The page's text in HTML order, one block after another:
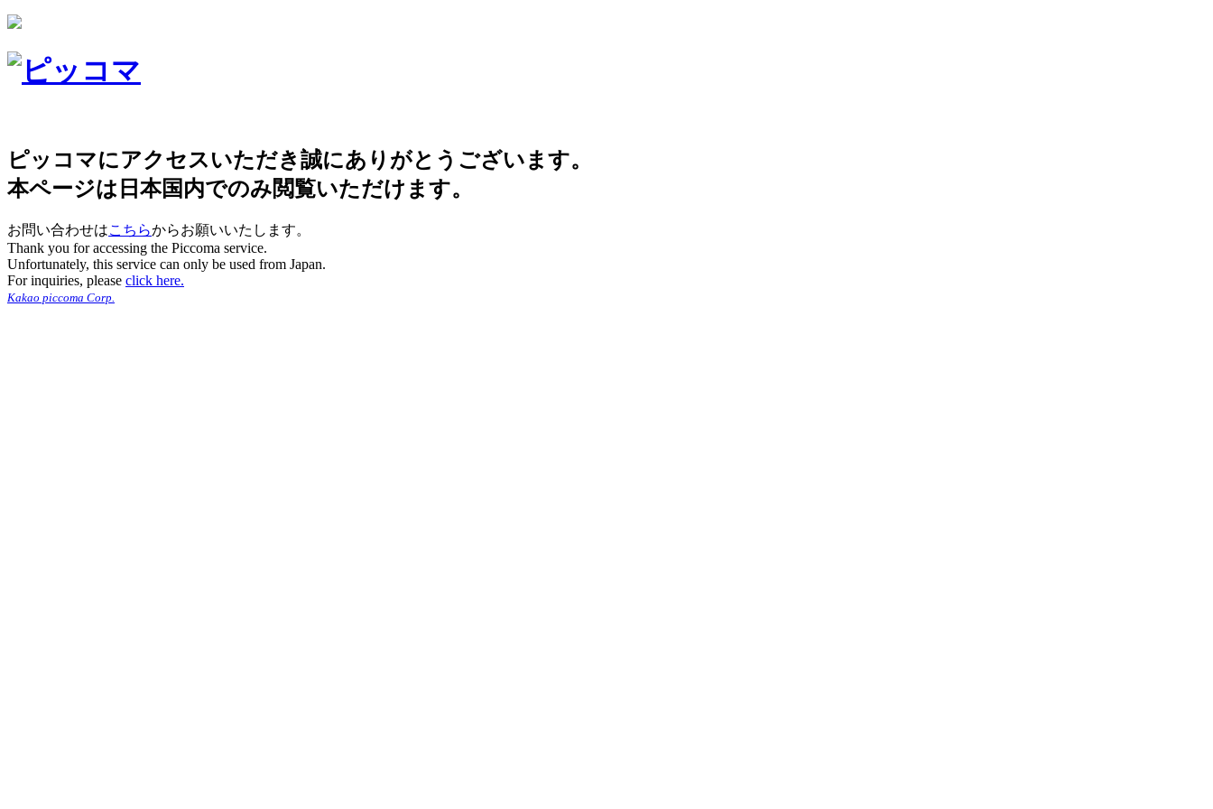
ピッコマにアクセスいただき誠にありがとうございます。
本ページは日本国内でのみ閲覧いただけます。
お問い合わせはこちらからお願いいたします。
Thank you for accessing the Piccoma service.
Unfortunately, this service can only be used from Japan.
For inquiries, please click here.
Kakao piccoma Corp.